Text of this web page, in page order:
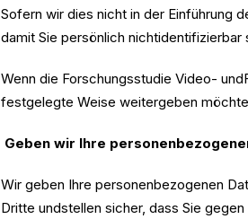
Sofern wir dies nicht in der Einführung
damit Sie persönlich nichtidentifizierbar
Wenn die Forschungsstudie Video-
festgelegte Weise weitergeben
Geben wir Ihre
Wir geben Ihre personenbezogenen
Dritte undstellen sicher, dass Sie